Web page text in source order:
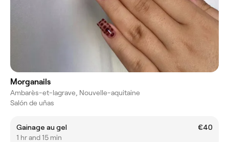
Morganails
Ambarès-et-lagrave, Nouvelle-aquitaine
Salón de uñas
Gainage au gel
€40
1 hr and 15 min